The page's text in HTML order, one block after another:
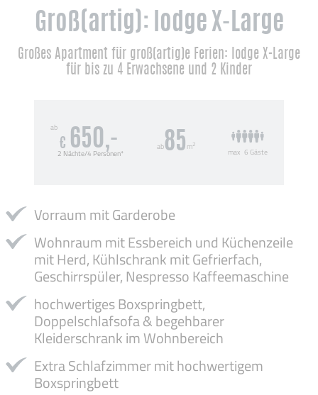
Groß(artig): lodge X-Large
Großes Apartment für groß(artig)e Ferien: lodge X-Large
für bis zu 4 Erwachsene und 2 Kinder
ab
€ 650,-
2 Nächte/4 Personen*
ab85 m2
max 6 Gäste
Vorraum mit Garderobe
Wohnraum mit Essbereich und Küchenzeile
mit Herd, Kühlschrank mit Gefrierfach,
Geschirrspüler, Nespresso Kaffeemaschine
hochwertiges Boxspringbett,
Doppelschlafsofa & begehbarer
Kleiderschrank im Wohnbereich
Extra Schlafzimmer mit hochwertigem
Boxspringbett